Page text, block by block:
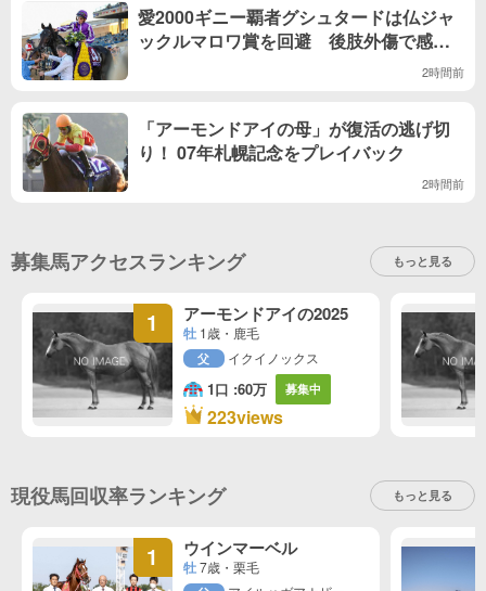
愛2000ギニー覇者グシュタードは仏ジャ
ックルマロワ賞を回避 後肢外傷で感染
2時間前
「アーモンドアイの母」が復活の逃げ切
り！ 07年札幌記念をプレイバック
2時間前
募集馬アクセスランキング もっと見る
1 アーモンドアイの2025
牡1歳・鹿毛
父 イクイノックス
1口 :60万 募集中
1位223views
現役馬回収率ランキング もっと見る
1 ウインマーベル
牡7歳・栗毛